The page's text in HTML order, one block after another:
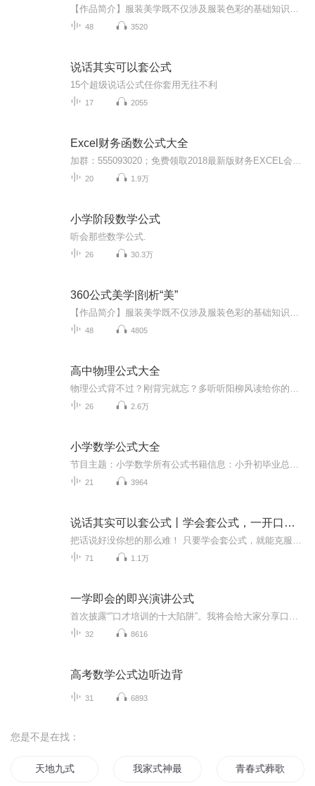
48 3520
说话其实可以套公式
15个超级说话公式任你套用无往不利
17 2055
Excel财务函数公式大全
20 1.9万
小学阶段数学公式
听会那些数学公式.
26 30.3万
360公式美学|剖析“美”
48 4805
高中物理公式大全
26 2.6万
小学数学公式大全
21 3964
说话其实可以套公式丨学会套公式，一开口就能说到重点
71 1.1万
一学即会的即兴演讲公式
32 8616
高考数学公式边听边背
31 6893
您是不是在找：
天地九式 我家式神最可爱 青春式葬歌